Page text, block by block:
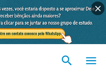
Novo Testamento